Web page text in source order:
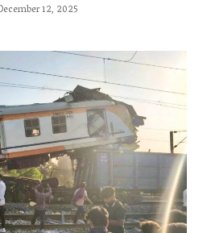
12, 2025